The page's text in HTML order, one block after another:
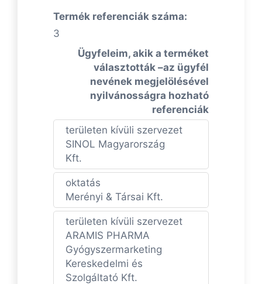
Termék referenciák száma:
3
Ügyfeleim, akik a terméket
választották –az ügyfél
nevének megjelölésével
nyilvánosságra hozható
referenciák
területen kívüli szervezet
SINOL Magyarország
Kft.
oktatás
Merényi & Társai Kft.
területen kívüli szervezet
ARAMIS PHARMA
Gyógyszermarketing
Kereskedelmi és
Szolgáltató Kft.